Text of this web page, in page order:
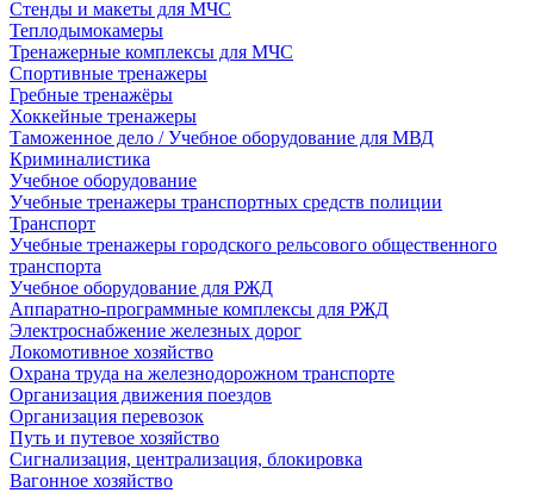
Стенды и макеты для МЧС
Теплодымокамеры
Тренажерные комплексы для МЧС
Спортивные тренажеры
Гребные тренажёры
Хоккейные тренажеры
Таможенное дело / Учебное оборудование для МВД
Криминалистика
Учебное оборудование
Учебные тренажеры транспортных средств полиции
Транспорт
Учебные тренажеры городского рельсового общественного
транспорта
Учебное оборудование для РЖД
Аппаратно-программные комплексы для РЖД
Электроснабжение железных дорог
Локомотивное хозяйство
Охрана труда на железнодорожном транспорте
Организация движения поездов
Организация перевозок
Путь и путевое хозяйство
Сигнализация, централизация, блокировка
Вагонное хозяйство